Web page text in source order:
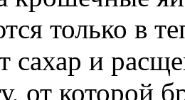
только в
сахар и
от которой